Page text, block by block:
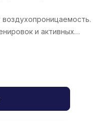
и активных